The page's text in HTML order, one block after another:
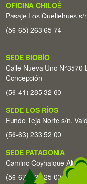
OFICINA CHILOÉ
Pasaje Los Queltehues
(56-65) 263 65 74
SEDE BIOBÍO
Calle Nueva Uno N°3570
Concepción
(56-41) 285 32 60
SEDE LOS RÍOS
Fundo Teja Norte s/n.
(56-63) 233 52 00
SEDE PATAGONIA
Camino Coyhaique Alto
(56-67) 226 25 00